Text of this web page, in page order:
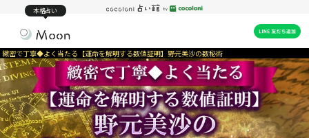
本格占い
緻密で丁寧◆よく当たる【運命を解明する数値証明】野元美沙の数秘術